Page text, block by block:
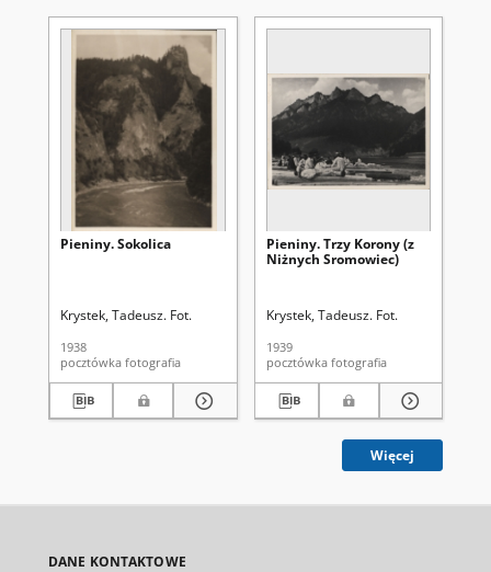
Pieniny. Sokolica
Krystek, Tadeusz. Fot.
1938
pocztówka fotografia
Pieniny. Trzy Korony (z
Niżnych Sromowiec)
Krystek, Tadeusz. Fot.
1939
pocztówka fotografia
Więcej
DANE KONTAKTOWE